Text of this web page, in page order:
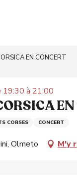
EN CONCERT
19:30 à 21:00
CORSES CONCERT
Olmeto M'y